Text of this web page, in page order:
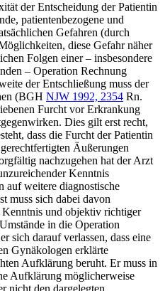
der Entscheidung der Patientin
patientenbezogene und
Gefahren (durch
diese Gefahr näher
Folgen einer – insbesondere
– Operation Rechnung
der Entschließung muss der
(BGH NJW 1992, 2354 Rn.
Furcht vor Erkrankung
Dies gilt erst recht,
dass die Furcht der Patientin
Äußerungen
nachzugehen hat der Arzt
Kenntnis
auf weitere diagnostische
muss sich dabei davon
Kenntnis und objektiv richtiger
in die Operation
sich darauf verlassen, dass eine
Gynäkologen erklärte
Aufklärung beruht. Er muss in
Aufklärung möglicherweise
nicht den dargelegten